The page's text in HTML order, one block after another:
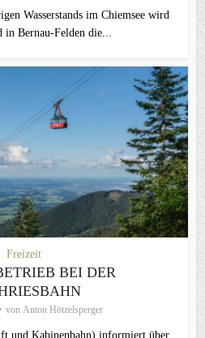
Wasserstands im Chiemsee wird
in Bernau-Felden die...
Freizeit
BEI DER
von Anton Hötzelsperger
und Kabinenbahn) informiert über